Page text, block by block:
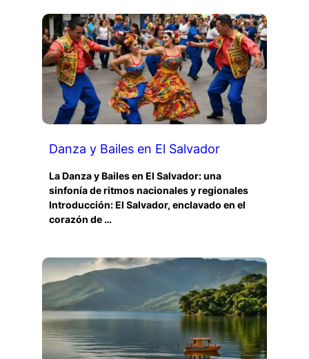
Danza y Bailes en El Salvador
La Danza y Bailes en El Salvador: una
sinfonía de ritmos nacionales y regionales
Introducción: El Salvador, enclavado en el
corazón de …